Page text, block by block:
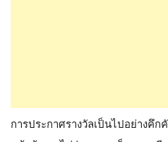
การประกาศรางวัลเป็นไปอย่างคึ